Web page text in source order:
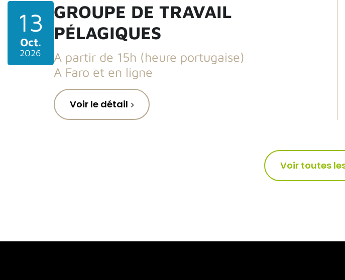
13
Oct.
2026
GROUPE DE TRAVAIL
PÉLAGIQUES
A partir de 15h (heure portugaise)
A Faro et en ligne
Voir le détail
Voir toutes